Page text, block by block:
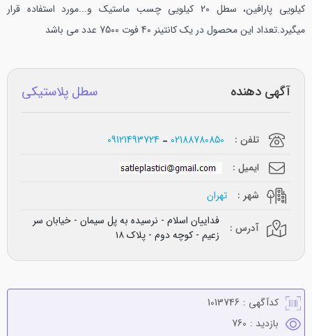
کیلویی پارافین، سطل 20 کیلویی چسب ماستیک و...مورد استفاده قرار
میگیرد.تعداد این محصول در یک کانتینر 40 فوت 7500 عدد می باشد
آگهی دهنده سطل پلاستیکی
تلفن : 02188780850
09121493724
ایمیل :
شهر :
تهران
آدرس :
فداییان اسلام - نرسیده به پل سیمان - خیابان سر
زعیم - کوچه دوم - پلاک ١٨
کدآگهی : 1013746
بازدید : 760